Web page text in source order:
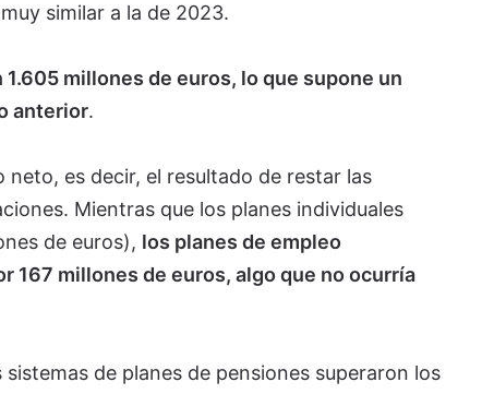
similar a la de 2023.
millones de euros, lo que supone un
anterior.
neto, es decir, el resultado de restar las
Mientras que los planes individuales
de euros), los planes de empleo
millones de euros, algo que no ocurría
de planes de pensiones superaron los